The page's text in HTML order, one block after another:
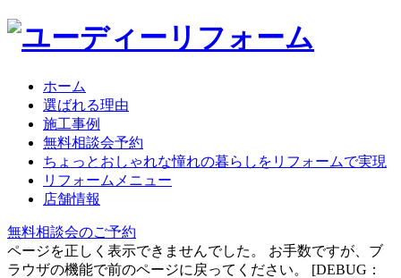
ホーム
選ばれる理由
施工事例
無料相談会予約
ちょっとおしゃれな憧れの暮らしをリフォームで実現
リフォームメニュー
店舗情報
無料相談会のご予約
ページを正しく表示できませんでした。 お手数ですが、ブ
ラウザの機能で前のページに戻ってください。 [DEBUG：